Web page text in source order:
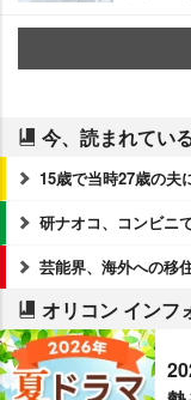
今、読まれてい
15歳で当時27歳の夫
研ナオコ、コンビニ
芸能界、海外への移
オリコン インフ